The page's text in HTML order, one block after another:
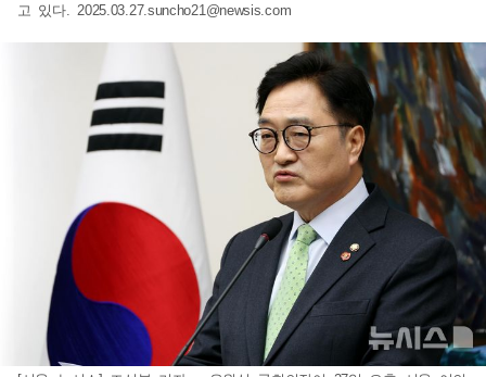
고 있다. 2025.03.27.suncho21@newsis.com